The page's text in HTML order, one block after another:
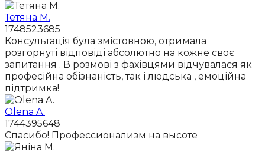
Тетяна М.
1748523685
Консультація була змістовною, отримала
розгорнуті відповіді абсолютно на кожне своє
запитання . В розмові з фахівцями відчувалася як
професійна обізнаність, так і людська , емоційна
підтримка!
Olena A.
1744395648
Спасибо! Профессионализм на высоте